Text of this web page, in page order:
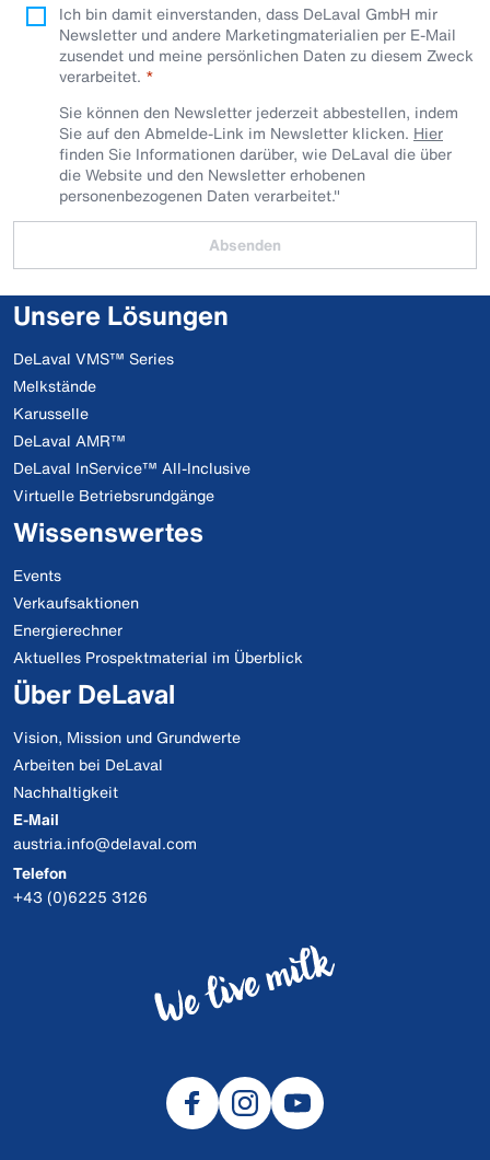
Ich bin damit einverstanden, dass DeLaval GmbH mir
Newsletter und andere Marketingmaterialien per E-Mail
zusendet und meine persönlichen Daten zu diesem Zweck
verarbeitet.
Sie können den Newsletter jederzeit abbestellen, indem
Sie auf den Abmelde-Link im Newsletter klicken. Hier
finden Sie Informationen darüber, wie DeLaval die über
die Website und den Newsletter erhobenen
personenbezogenen Daten verarbeitet."
Absenden
Unsere Lösungen
DeLaval VMS™ Series
Melkstände
Karusselle
DeLaval AMR™
DeLaval InService™ All-Inclusive
Virtuelle Betriebsrundgänge
Wissenswertes
Events
Verkaufsaktionen
Energierechner
Aktuelles Prospektmaterial im Überblick
Über DeLaval
Vision, Mission und Grundwerte
Arbeiten bei DeLaval
Nachhaltigkeit
E-Mail
austria.info@delaval.com
Telefon
+43 (0)6225 3126